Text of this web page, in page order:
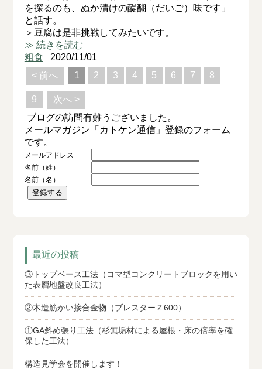
を探るのも、ぬか漬けの醍醐（だいご）味です」
と話す。
＞豆腐は是非挑戦してみたいです。
≫ 続きを読む
粗食 2020/11/01
< 前へ
1 2 3 4 5 6 7 8
9
次へ >
ブログの訪問有難うございました。
メールマガジン「カトケン通信」登録のフォーム
です。
メールアドレス
名前（姓）
名前（名）
最近の投稿
③トップベース工法（コマ型コンクリートブロックを用い
た表層地盤改良工法）
②木造筋かい接合金物（ブレスターＺ600）
①GA斜め張り工法（杉無垢材による屋根・床の倍率を確
保した工法）
構造見学会を開催します！